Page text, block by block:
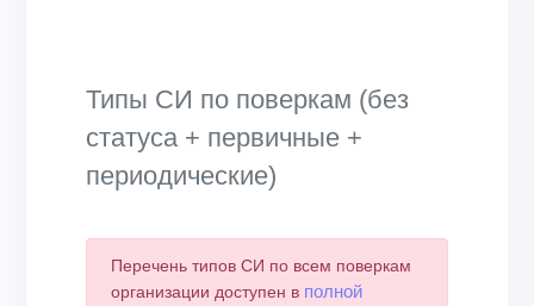
Типы СИ по поверкам (без
статуса + первичные +
периодические)
Перечень типов СИ по всем поверкам
организации доступен в полной